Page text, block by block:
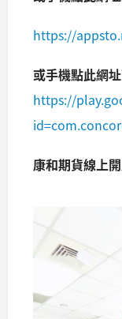
https://
或手機點此網
https://
康和期貨線上